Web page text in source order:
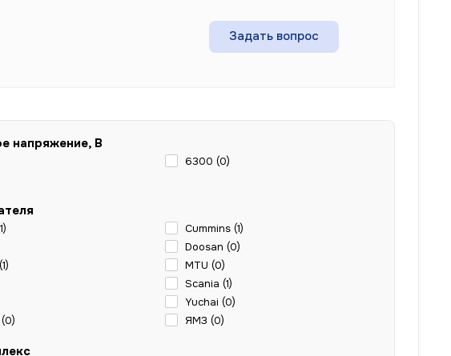
Задать вопрос
напряжение, В
6300 (0)
1) Cummins (1)
Doosan (0)
1) MTU (0)
Scania (1)
Yuchai (0)
0) ЯМЗ (0)